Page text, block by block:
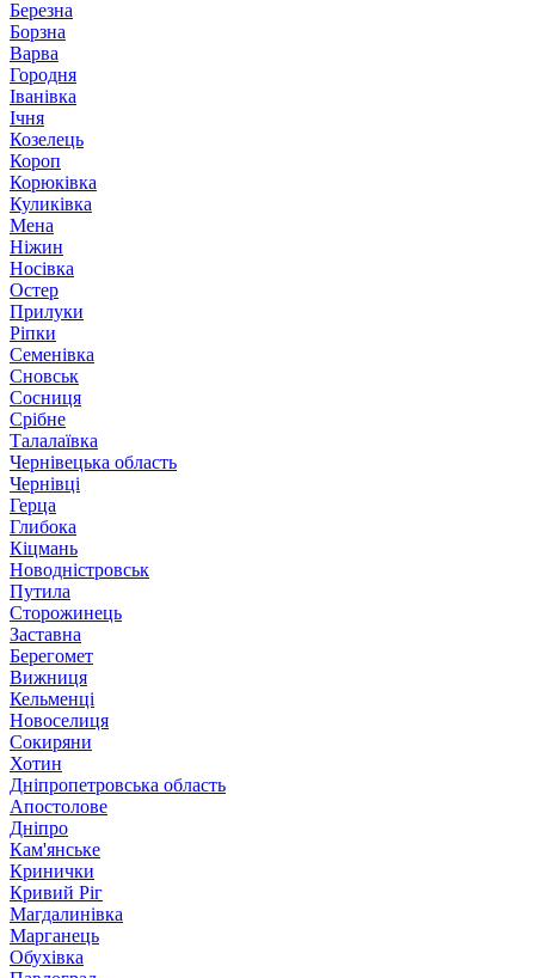
Березна
Борзна
Варва
Городня
Іванівка
Ічня
Козелець
Короп
Корюківка
Куликівка
Мена
Ніжин
Носівка
Остер
Прилуки
Ріпки
Семенівка
Сновськ
Сосниця
Срібне
Талалаївка
Чернівецька область
Чернівці
Герца
Глибока
Кіцмань
Новодністровськ
Путила
Сторожинець
Заставна
Берегомет
Вижниця
Кельменці
Новоселиця
Сокиряни
Хотин
Дніпропетровська область
Апостолове
Дніпро
Кам'янське
Кринички
Кривий Ріг
Магдалинівка
Марганець
Обухівка